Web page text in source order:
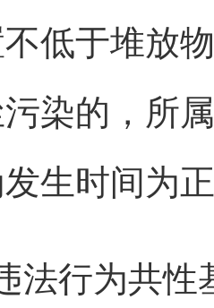
低于堆放
染的，所
生时间为
行为共性基